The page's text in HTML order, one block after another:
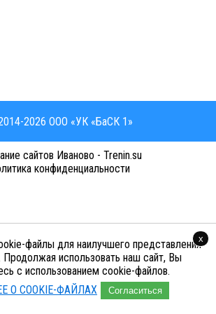
2026 ООО «УК «БаСК 1»
сайтов Иваново - Trenin.su
конфиденциальности
файлы для наилучшего представления
Продолжая использовать наш сайт, Вы
с использованием cookie-файлов.
О COOKIE-ФАЙЛАХ
Согласиться
x